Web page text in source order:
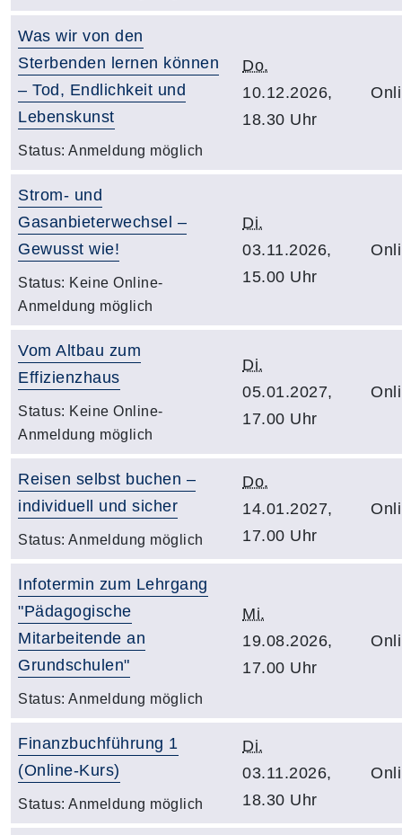
Was wir von den
Sterbenden lernen können
– Tod, Endlichkeit und
Lebenskunst
Status: Anmeldung möglich
Do.
10.12.2026,
18.30 Uhr
Strom- und
Gasanbieterwechsel –
Gewusst wie!
Status: Keine Online-
Anmeldung möglich
Di.
03.11.2026,
15.00 Uhr
Vom Altbau zum
Effizienzhaus
Status: Keine Online-
Anmeldung möglich
Di.
05.01.2027,
17.00 Uhr
Reisen selbst buchen –
individuell und sicher
Status: Anmeldung möglich
Do.
14.01.2027,
17.00 Uhr
Infotermin zum Lehrgang
"Pädagogische
Mitarbeitende an
Grundschulen"
Status: Anmeldung möglich
Mi.
19.08.2026,
17.00 Uhr
Finanzbuchführung 1
(Online-Kurs)
Status: Anmeldung möglich
Di.
03.11.2026,
18.30 Uhr